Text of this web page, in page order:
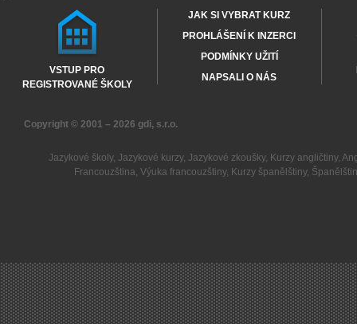
VSTUP PRO
REGISTROVANÉ ŠKOLY
JAK SI VYBRAT KURZ
PROHLÁŠENÍ K INZERCI
PODMÍNKY UŽITÍ
NAPSALI O NÁS
Copyright © 2001 – 2026 gdi, s.r.o.
Jazykové školy, Jazykové kurzy, Jazykové zkoušky, Kurzy angličtiny,
Francouzština,Výuka francouzštiny, Kurzy španělštiny,